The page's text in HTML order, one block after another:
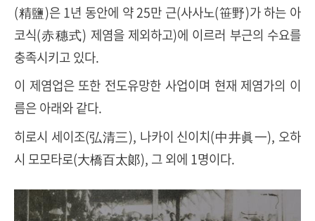
(精鹽)은 1년 동안에 약 25만 근(사사노(笹野)가 하는 아
코식(赤穗式) 제염을 제외하고)에 이르러 부근의 수요를
충족시키고 있다.
이 제염업은 또한 전도유망한 사업이며 현재 제염가의 이
름은 아래와 같다.
히로시 세이조(弘清三), 나카이 신이치(中井眞一), 오하
시 모모타로(大橋百太郞), 그 외에 1명이다.